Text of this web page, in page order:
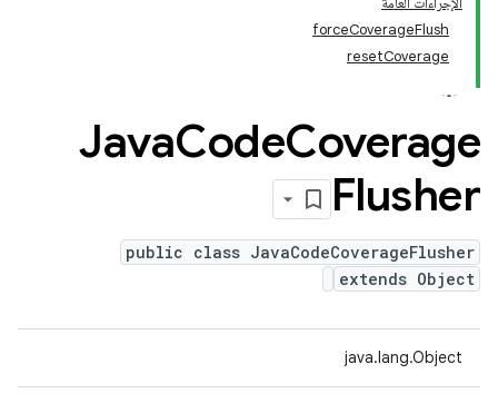
forceCoverageFlush
resetCoverage
JavaCodeCoverage
Flusher
public class JavaCodeCoverageFlusher
extends Object
java.lang.Object